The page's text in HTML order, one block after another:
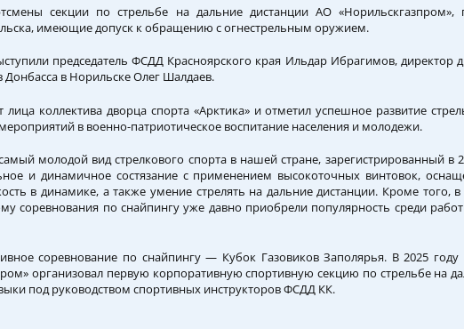
секции по стрельбе на дальние дистанции АО
имеющие допуск к обращению с огнестрельным оружием.
председатель ФСДД Красноярского края Ильдар Ибрагимов, директор
в Норильске Олег Шалдаев.
коллектива дворца спорта «Арктика» и отметил успешное развитие
в военно-патриотическое воспитание населения и молодежи.
молодой вид стрелкового спорта в нашей стране, зарегистрированный
и динамичное состязание с применением высокоточных винтовок,
в динамике, а также умение стрелять на дальние дистанции. Кроме
соревнования по снайпингу уже давно приобрели популярность среди
соревнование по снайпингу — Кубок Газовиков Заполярья. В 2025
организовал первую корпоративную спортивную секцию по стрельбе на
под руководством спортивных инструкторов ФСДД КК.